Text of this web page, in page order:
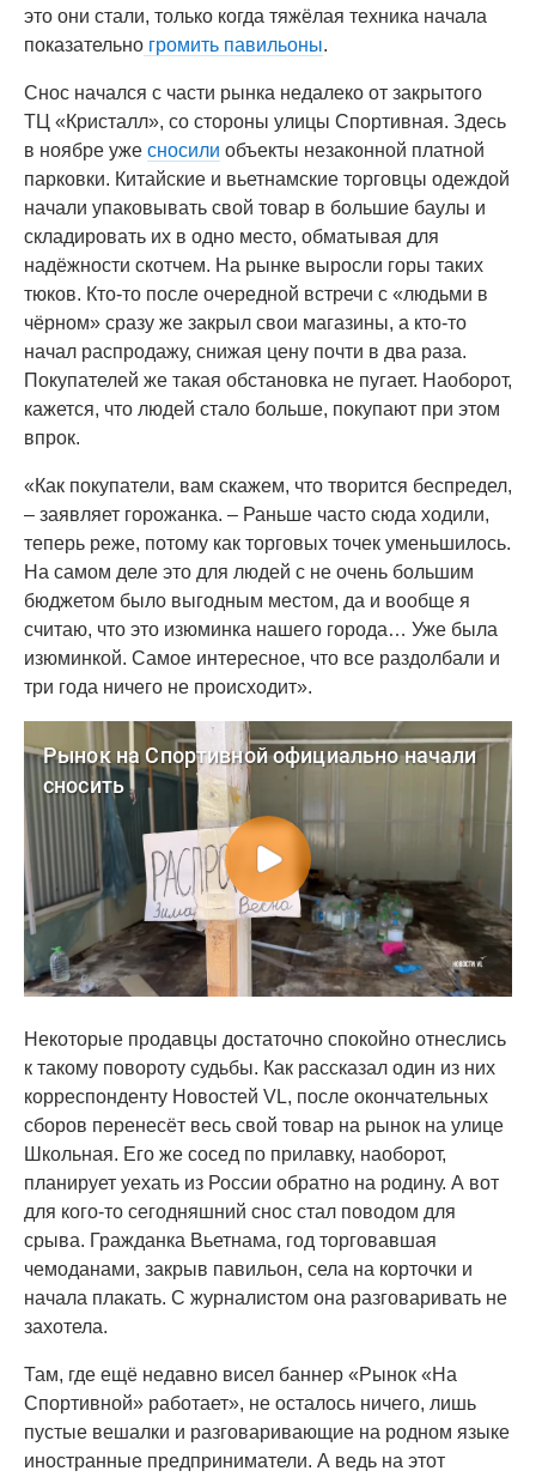
это они стали, только когда тяжёлая техника начала
показательно громить павильоны.
Снос начался с части рынка недалеко от закрытого
ТЦ «Кристалл», со стороны улицы Спортивная. Здесь
в ноябре уже сносили объекты незаконной платной
парковки. Китайские и вьетнамские торговцы одеждой
начали упаковывать свой товар в большие баулы и
складировать их в одно место, обматывая для
надёжности скотчем. На рынке выросли горы таких
тюков. Кто-то после очередной встречи с «людьми в
чёрном» сразу же закрыл свои магазины, а кто-то
начал распродажу, снижая цену почти в два раза.
Покупателей же такая обстановка не пугает. Наоборот,
кажется, что людей стало больше, покупают при этом
впрок.
«Как покупатели, вам скажем, что творится беспредел,
– заявляет горожанка. – Раньше часто сюда ходили,
теперь реже, потому как торговых точек уменьшилось.
На самом деле это для людей с не очень большим
бюджетом было выгодным местом, да и вообще я
считаю, что это изюминка нашего города… Уже была
изюминкой. Самое интересное, что все раздолбали и
три года ничего не происходит».
Некоторые продавцы достаточно спокойно отнеслись
к такому повороту судьбы. Как рассказал один из них
корреспонденту Новостей VL, после окончательных
сборов перенесёт весь свой товар на рынок на улице
Школьная. Его же сосед по прилавку, наоборот,
планирует уехать из России обратно на родину. А вот
для кого-то сегодняшний снос стал поводом для
срыва. Гражданка Вьетнама, год торговавшая
чемоданами, закрыв павильон, села на корточки и
начала плакать. С журналистом она разговаривать не
захотела.
Там, где ещё недавно висел баннер «Рынок «На
Спортивной» работает», не осталось ничего, лишь
пустые вешалки и разговаривающие на родном языке
иностранные предприниматели. А ведь на этот